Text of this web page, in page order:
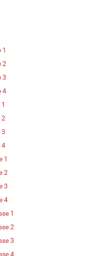
1
2
3
4
2
3
4
1
2
3
4
1
2
3
4